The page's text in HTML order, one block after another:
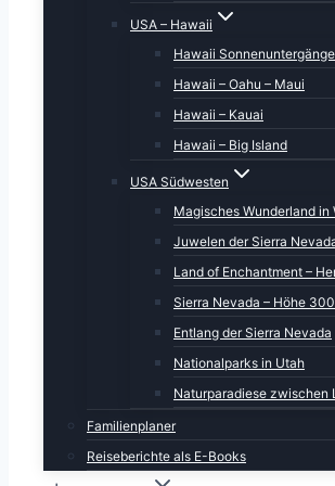
USA – Hawaii
Hawaii
Hawaii – Oahu – Maui
Hawaii – Kauai
Hawaii – Big Island
USA Südwesten
Magisches Wunderland in
Juwelen der Sierra
Land of Enchantment –
Sierra Nevada – Höhe
Entlang der Sierra Nevada
Nationalparks in Utah
Naturparadiese zwischen
Familienplaner
Reiseberichte als E-Books